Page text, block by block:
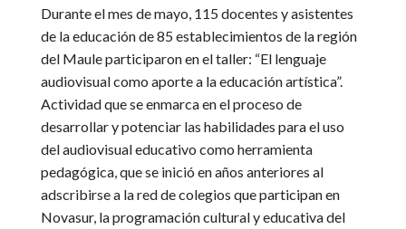
Durante el mes de mayo, 115 docentes y asistentes
de la educación de 85 establecimientos de la región
del Maule participaron en eltaller: “El lenguaje
audiovisual como aporte a la educación artística”.
Actividad que se enmarca en el proceso de
desarrollar y potenciar las habilidades para el uso
del audiovisual educativo como herramienta
pedagógica, que se inició en años anteriores al
adscribirse a la red de colegios que participan en
Novasur, la programación cultural y educativa del